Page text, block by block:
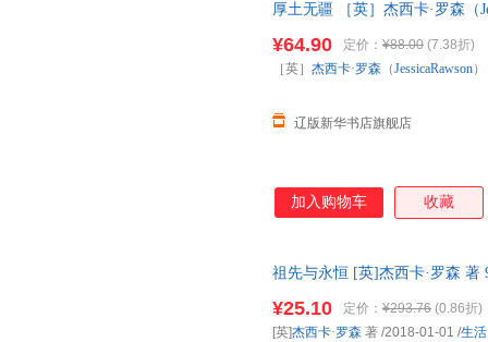
厚土无疆 ［英］杰西卡·罗森（
¥64.90 定价： ¥88.00 (7.38折)
辽版新华书店旗舰店
［英］ 杰西卡·罗森 （JessicaRawson
加入购物车 收藏
祖先与永恒 [英]杰西卡·罗森 著
¥25.10 定价： ¥293.76 (0.86折)
[英]杰西卡·罗森 著 /2018-01-01 /生